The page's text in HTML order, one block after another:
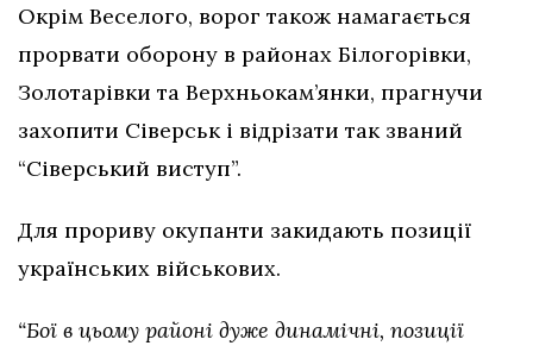
Окрім Веселого, ворог також намагається
прорвати оборону в районах Білогорівки,
Золотарівки та Верхньокам’янки, прагнучи
захопити Сіверськ і відрізати так званий
“Сіверський виступ”.
Для прориву окупанти закидають позиції
українських військових.
“Бої в цьому районі дуже динамічні, позиції